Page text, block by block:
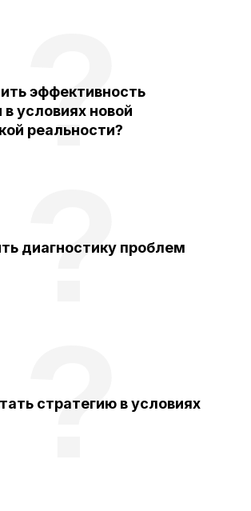
эффективность
в условиях новой
реальности?
?
диагностику проблем
?
стратегию в условиях
?